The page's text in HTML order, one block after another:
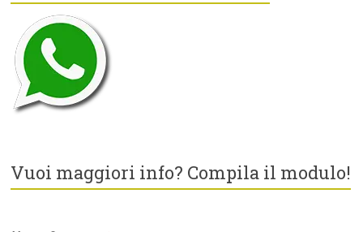
Vuoi maggiori info? Compila il modulo!